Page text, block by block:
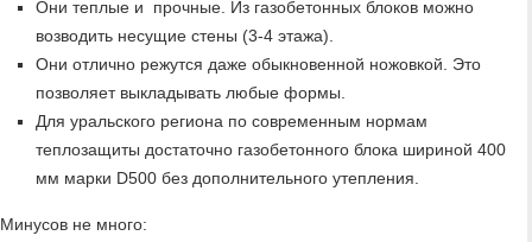
Они теплые и прочные. Из газобетонных блоков можно
возводить несущие стены (3-4 этажа).
Они отлично режутся даже обыкновенной ножовкой. Это
позволяет выкладывать любые формы.
Для уральского региона по современным нормам
теплозащиты достаточно газобетонного блока шириной 400
мм марки D500 без дополнительного утепления.
Минусов не много: